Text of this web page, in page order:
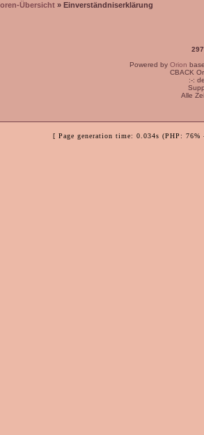
Übersicht » Einverständniserklärung
Powered by Orion
CBACK
:-:
Alle
[ Page generation time: 0.034s (PHP: